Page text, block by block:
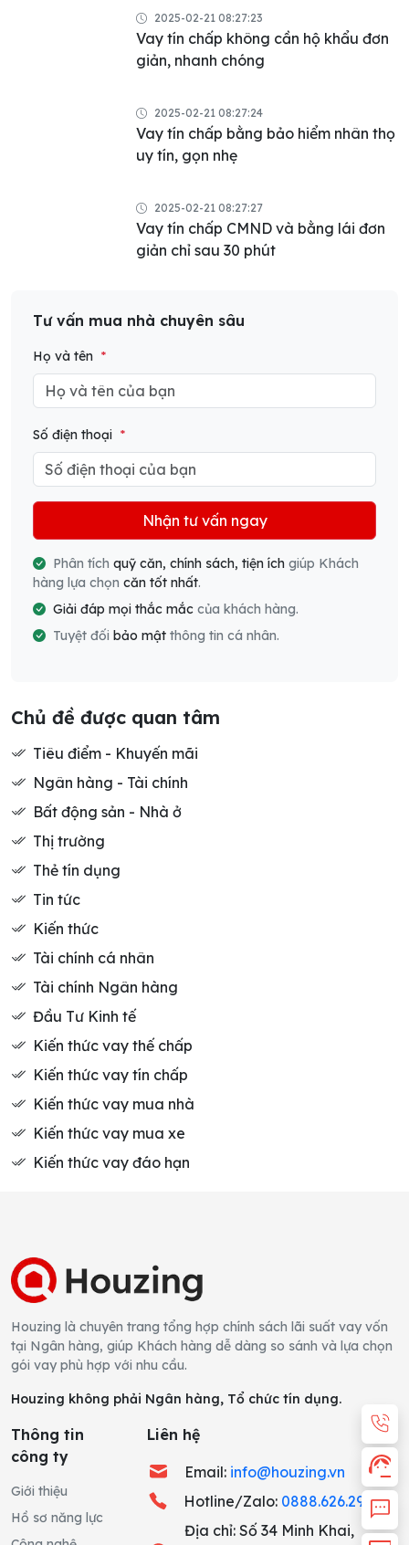
2025-02-21 08:27:23
Vay tín chấp không cần hộ khẩu đơn
giản, nhanh chóng
2025-02-21 08:27:24
Vay tín chấp bằng bảo hiểm nhân thọ
uy tín, gọn nhẹ
2025-02-21 08:27:27
Vay tín chấp CMND và bằng lái đơn
giản chỉ sau 30 phút
Tư vấn mua nhà chuyên sâu
Họ và tên *
Số điện thoại *
Nhận tư vấn ngay
Phân tích quỹ căn, chính sách, tiện ích giúp Khách
hàng lựa chọn căn tốt nhất.
Giải đáp mọi thắc mắc của khách hàng.
Tuyệt đối bảo mật thông tin cá nhân.
Chủ đề được quan tâm
Tiêu điểm - Khuyến mãi
Ngân hàng - Tài chính
Bất động sản - Nhà ở
Thị trường
Thẻ tín dụng
Tin tức
Kiến thức
Tài chính cá nhân
Tài chính Ngân hàng
Đầu Tư Kinh tế
Kiến thức vay thế chấp
Kiến thức vay tín chấp
Kiến thức vay mua nhà
Kiến thức vay mua xe
Kiến thức vay đáo hạn
Houzing là chuyên trang tổng hợp chính sách lãi suất vay vốn
tại Ngân hàng, giúp Khách hàng dễ dàng so sánh và lựa chọn
gói vay phù hợp với nhu cầu.
Houzing không phải Ngân hàng, Tổ chức tín dụng.
Thông tin
công ty
Giới thiệu
Hồ sơ năng lực
Liên hệ
Email: info@houzing.vn
Hotline/Zalo: 0888.626.291
Địa chỉ: Số 34 Minh Khai,